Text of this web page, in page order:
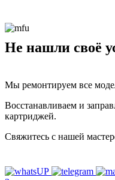
Не нашли своё
Мы ремонтируем все
Восстанавливаем и
картриджей.
Свяжитесь с нашей